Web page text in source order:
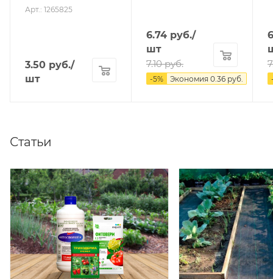
Арт.: 1265825
3.50 руб./
шт
6.74 руб./
шт
7.10руб.
-5% Экономия 0.36 руб.
Статьи